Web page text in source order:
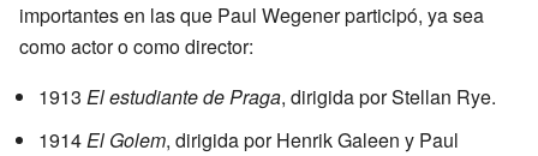
importantes en las que Paul Wegener participó, ya sea
como actor o como director:
1913 El estudiante de Praga, dirigida por Stellan Rye.
1914El Golem, dirigida por Henrik Galeen y Paul